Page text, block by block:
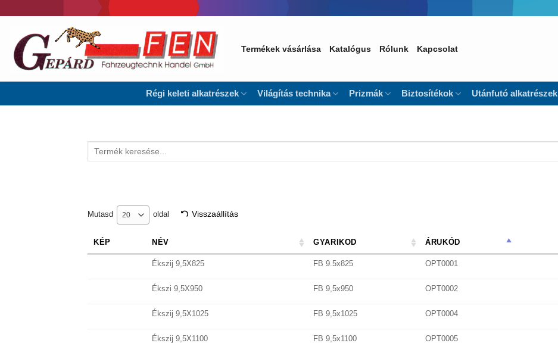
to
Termékek vásárlása Katalógus Rólunk Kapcsolat
Régi keleti alkatrészek Világítás technika Prizmák Biztosítékok Utánfutó alkatrészek
Keresés
Mutasd 20 oldal Visszaállítás
KÉP NÉV GYARIKOD ÁRUKÓD
Ékszij 9,5X825 FB 9.5x825 OPT0001
Ékszi 9,5X950 FB 9,5x950 OPT0002
Ékszij 9,5X1025 FB 9,5x1025 OPT0004
Ékszij 9,5X1100 FB 9,5x1100 OPT0005